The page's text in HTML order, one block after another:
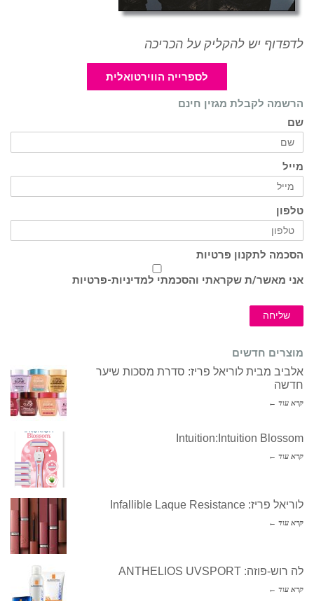
לדפדוף יש להקליק על הכריכה
לספרייה הווירטואלית
הרשמה לקבלת מגזין חינם
שם
מייל
טלפון
הסכמה לתקנון פרטיות
אני מאשר/ת שקראתי והסכמתי למדיניות-פרטיות
שליחה
מוצרים חדשים
אלביב מבית לוריאל פריז: סדרת מסכות שיער
חדשה
קרא עוד ←
Intuition:Intuition Blossom
קרא עוד ←
לוריאל פריז: Infallible Laque Resistance
קרא עוד ←
לה רוש-פוזה: ANTHELIOS UVSPORT
קרא עוד ←